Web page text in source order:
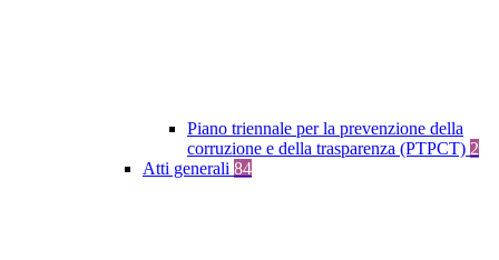
Piano triennale per la prevenzione della
corruzione e della trasparenza (PTPCT) 2
Atti generali 84